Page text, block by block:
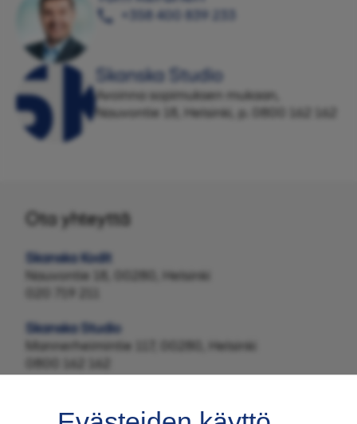
+358 400 839 233
Skanska Studio
Avoinna sopimuksen mukaan,
Nauvontie 18, Helsinki, p. 0800 162 162
Ota yhteyttä
Skanska Kodit
Nauvontie 18, 00280, Helsinki
Skanska Studio
Mannerheimintie 117, 00280, Helsinki
0800 162 162